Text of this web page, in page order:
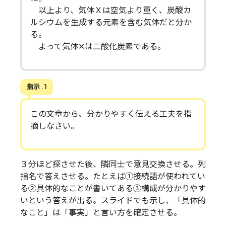
以上より、気体Ｘは空気より重く、炭酸カ
ルシウムを生成する元素を含む気体だと分か
る。
よって気体✕は二酸化炭素である。
指示 . 1
この文章から、分かりやすく伝える工夫を指
摘しなさい。
３分ほど探させた後、隣同士で意見交換させる。列
指名で答えさせる。たとえば①接続語が使われてい
る②具体的なことが書いてある③構成が分かりやす
いという答えが出る。スライドでも示し、「具体的
なこと」は「事実」と言い方を確定させる。